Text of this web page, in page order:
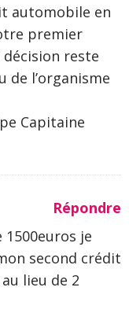
automobile en
premier
reste
de l’organisme
Capitaine
Répondre
1500euros je
second crédit
lieu de 2